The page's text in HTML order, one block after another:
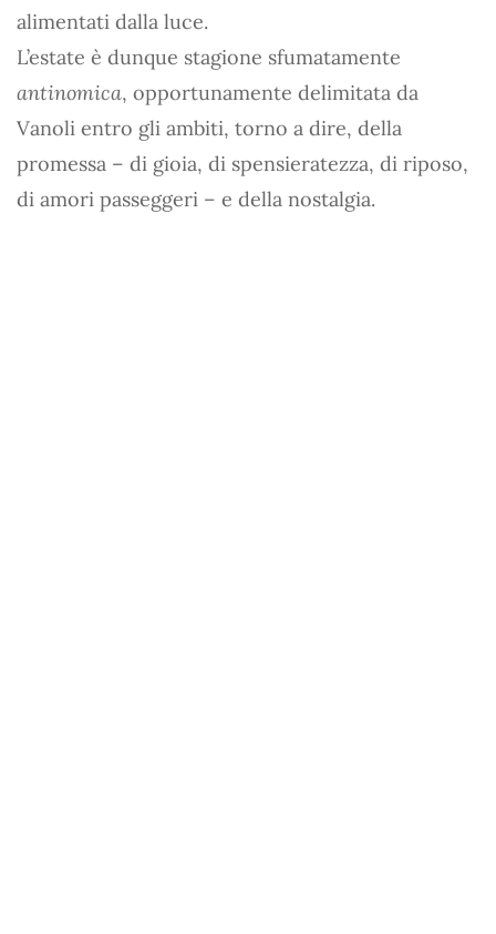
alimentati dalla luce.
L’estate è dunque stagione sfumatamente
antinomica, opportunamente delimitata da
Vanoli entro gli ambiti, torno a dire, della
promessa – di gioia, di spensieratezza, di riposo,
di amori passeggeri – e della nostalgia.